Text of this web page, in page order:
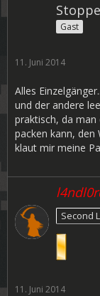
Gast
11. Juni 2014
Alles
und der andere
praktisch, da
packen kann, den
klaut mir meine
Second
11. Juni 2014